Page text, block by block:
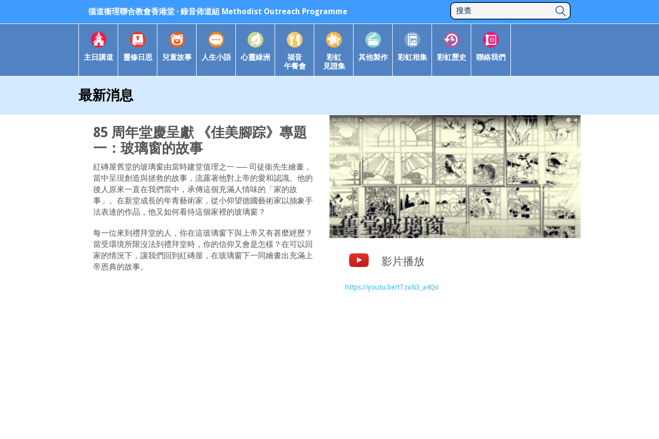
循道衞理聯合教會香港堂 · 錄音佈道組 Methodist Outreach Programme
主日講道 靈修日思 兒童故事 人生小語 心靈綠洲
福音
午餐會
彩虹
見證集
其他製作 彩虹相集 彩虹歷史 聯絡我們
最新消息
影片播放
https://youtu.be/tTzaN3_a4Qo
85 周年堂慶呈獻 《佳美腳踪》專題
一：玻璃窗的故事
紅磚屋舊堂的玻璃窗由當時建堂值理之一 ── 司徒衞先生繪畫，
當中呈現創造與拯救的故事，流露著他對上帝的愛和認識。他的
後人原來一直在我們當中，承傳這個充滿人情味的「家的故
事」。在新堂成長的年青藝術家，從小仰望德國藝術家以抽象手
法表達的作品，他又如何看待這個家裡的玻璃窗？
每一位來到禮拜堂的人，你在這玻璃窗下與上帝又有甚麼經歷？
當受環境所限沒法到禮拜堂時，你的信仰又會是怎樣？在可以回
家的情況下，讓我們回到紅磚屋，在玻璃窗下一同繪畫出充滿上
帝恩典的故事。